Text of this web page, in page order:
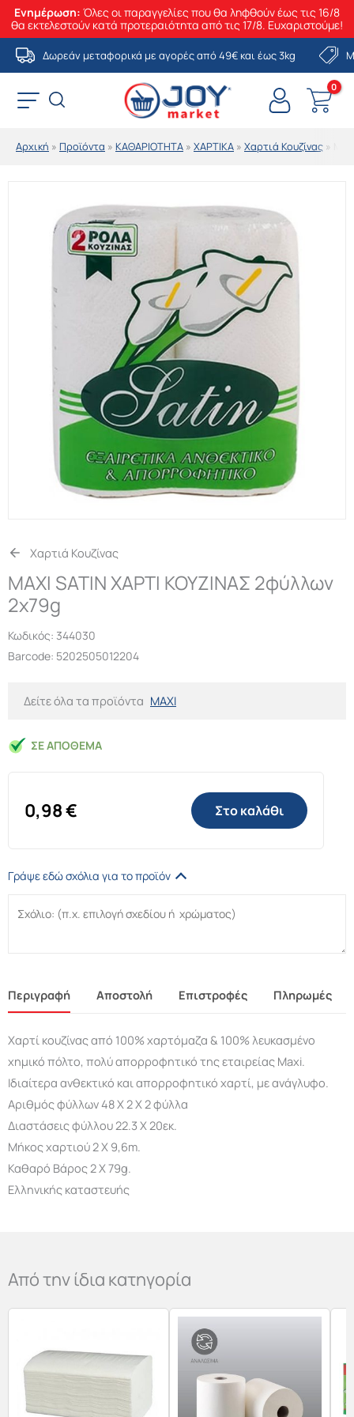
Ενημέρωση: Όλες οι παραγγελίες που θα ληφθούν έως τις 16/8
θα εκτελεστούν κατά προτεραιότητα από τις 17/8. Ευχαριστούμε!
Μετάβαση
στο
περιεχόμενο
Δωρεάν μεταφορικά με αγορές από 49€ και έως 3kg
Αρχική » Προϊόντα » ΚΑΘΑΡΙΟΤΗΤΑ » ΧΑΡΤΙΚΑ » Χαρτιά Κουζίνας »
Χαρτιά Κουζίνας
MAXI SATIN ΧΑΡΤΙ ΚΟΥΖΙΝΑΣ 2φύλλων
2x79g
Κωδικός: 344030
Barcode: 5202505012204
Δείτε όλα τα προϊόντα MAXI
ΣΕ ΑΠΌΘΕΜΑ
0,98€ Στο καλάθι
Γράψε εδώ σχόλια για το προϊόν
Περιγραφή Αποστολή Επιστροφές Πληρωμές
Χαρτί κουζίνας από 100% χαρτόμαζα & 100% λευκασμένο
χημικό πόλτο, πολύ απορροφητικό της εταιρείας Maxi.
Ιδιαίτερα ανθεκτικό και απορροφητικό χαρτί, με ανάγλυφο.
Αριθμός φύλλων 48 Χ 2 Χ 2 φύλλα
Διαστάσεις φύλλου 22.3 Χ 20εκ.
Μήκος χαρτιού 2 Χ 9,6m.
Καθαρό Βάρος 2 X 79g.
Ελληνικής καταστευής
Από την ίδια κατηγορία